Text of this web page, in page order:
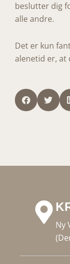
beslutter dig
alle andre.
Det er kun
alenetid er,
Ny